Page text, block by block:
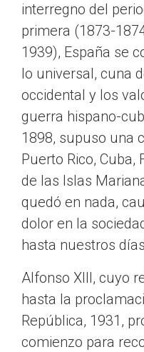
interregno del
primera (1873-
1939), España se
lo universal, cuna
occidental y los
guerra hispano-
1898, supuso una
Puerto Rico, Cuba,
de las Islas
quedó en nada,
dolor en la
hasta nuestros
Alfonso XIII, cuyo
hasta la
República, 1931,
comienzo para